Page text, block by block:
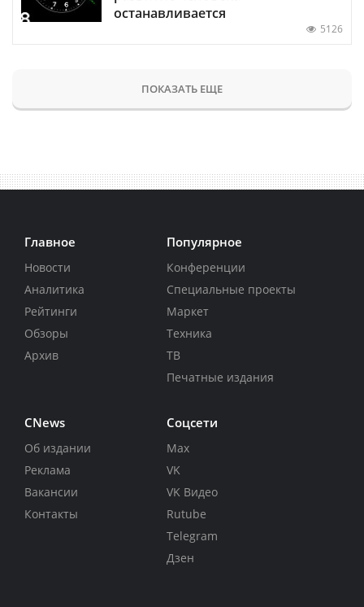
останавливается
5126
ПОКАЗАТЬ ЕЩЕ
Главное
Новости
Аналитика
Рейтинги
Обзоры
Архив
Популярное
Конференции
Специальные проекты
Маркет
Техника
ТВ
Печатные издания
CNews
Об издании
Реклама
Вакансии
Контакты
Соцсети
Max
VK
VK Видео
Rutube
Telegram
Дзен